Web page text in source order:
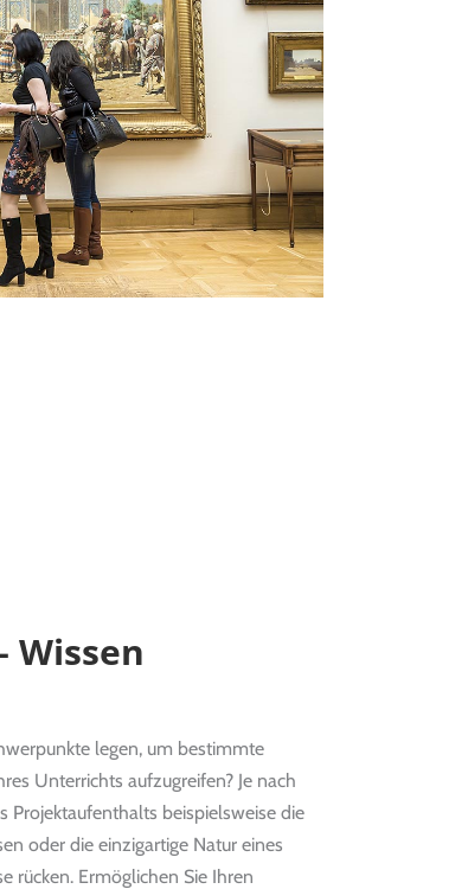
Wissen
legen, um bestimmte
Unterrichts aufzugreifen? Je nach
Projektaufenthalts beispielsweise die
oder die einzigartige Natur eines
rücken. Ermöglichen Sie Ihren